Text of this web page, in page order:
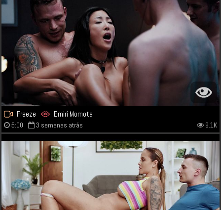
Freeze Emiri Momota
5:00 3 semanas atrás 9.1K